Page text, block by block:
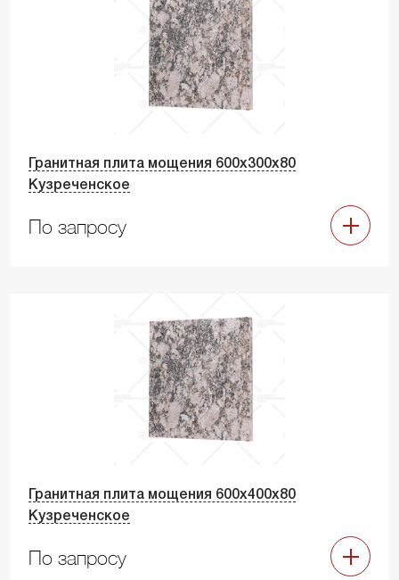
Гранитная плита мощения 600х300х80
Кузреченское
По запросу
Гранитная плита мощения 600х400х80
Кузреченское
По запросу